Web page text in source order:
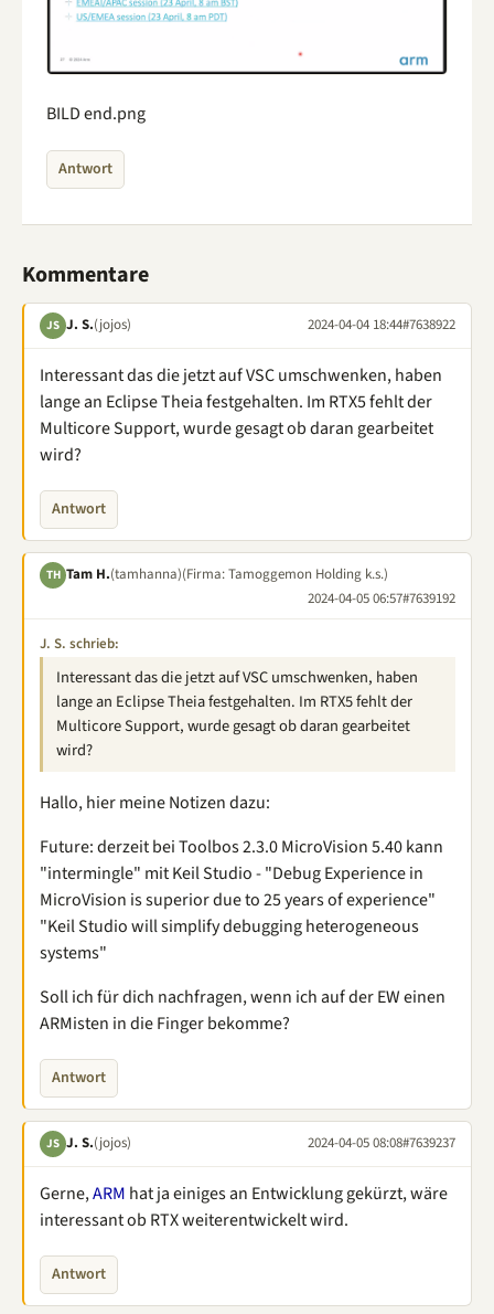
BILD end.png
Antwort
Kommentare
JS J. S.(jojos) 2024-04-04 18:44#7638922
Interessant das die jetzt auf VSC umschwenken, haben
lange an Eclipse Theia festgehalten. Im RTX5 fehlt der
Multicore Support, wurde gesagt ob daran gearbeitet
wird?
Antwort
TH Tam H.(tamhanna)(Firma: Tamoggemon Holding k.s.)
2024-04-05 06:57#7639192
J. S. schrieb:
Interessant das die jetzt auf VSC umschwenken, haben
lange an Eclipse Theia festgehalten. Im RTX5 fehlt der
Multicore Support, wurde gesagt ob daran gearbeitet
wird?
Hallo, hier meine Notizen dazu:
Future: derzeit bei Toolbos 2.3.0 MicroVision 5.40 kann
"intermingle" mit Keil Studio - "Debug Experience in
MicroVision is superior due to 25 years of experience"
"Keil Studio will simplify debugging heterogeneous
systems"
Soll ich für dich nachfragen, wenn ich auf der EW einen
ARMisten in die Finger bekomme?
Antwort
JS J. S.(jojos) 2024-04-05 08:08#7639237
Gerne,ARM hat ja einiges an Entwicklung gekürzt, wäre
interessant ob RTX weiterentwickelt wird.
Antwort